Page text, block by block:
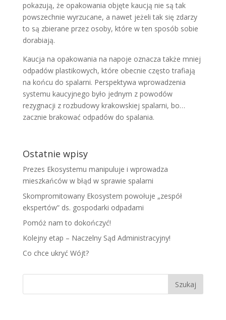
pokazują, że opakowania objęte kaucją nie są tak
powszechnie wyrzucane, a nawet jeżeli tak się zdarzy
to są zbierane przez osoby, które w ten sposób sobie
dorabiają.
Kaucja na opakowania na napoje oznacza także mniej
odpadów plastikowych, które obecnie często trafiają
na końcu do spalarni. Perspektywa wprowadzenia
systemu kaucyjnego było jednym z powodów
rezygnacji z rozbudowy krakowskiej spalarni, bo…
zacznie brakować odpadów do spalania.
Ostatnie wpisy
Prezes Ekosystemu manipuluje i wprowadza
mieszkańców w błąd w sprawie spalarni
Skompromitowany Ekosystem powołuje „zespół
ekspertów” ds. gospodarki odpadami
Pomóż nam to dokończyć!
Kolejny etap – Naczelny Sąd Administracyjny!
Co chce ukryć Wójt?